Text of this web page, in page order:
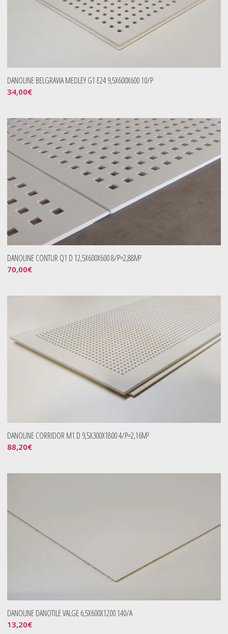
DANOLINE BELGRAVIA MEDLEY G1 E24 9,5X600X600 10/P
34,00€
DANOLINE CONTUR Q1 D 12,5X600X600 8/P=2,88M²
70,00€
DANOLINE CORRIDOR M1 D 9,5X300X1800 4/P=2,16M²
88,20€
DANOLINE DANOTILE VALGE 6,5X600X1200 140/A
13,20€